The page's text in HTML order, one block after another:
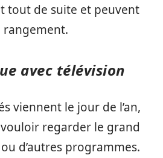
tout de suite et peuvent
avec télévision
viennent le jour de l’an,
regarder le grand
d’autres programmes.